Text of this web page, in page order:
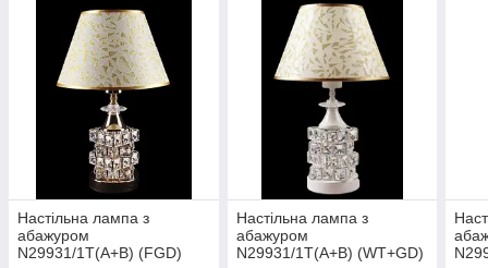
Настільна лампа з
абажуром
N29931/1T(A+B) (FGD)
Настільна лампа з
абажуром
N29931/1T(A+B) (WT+GD)